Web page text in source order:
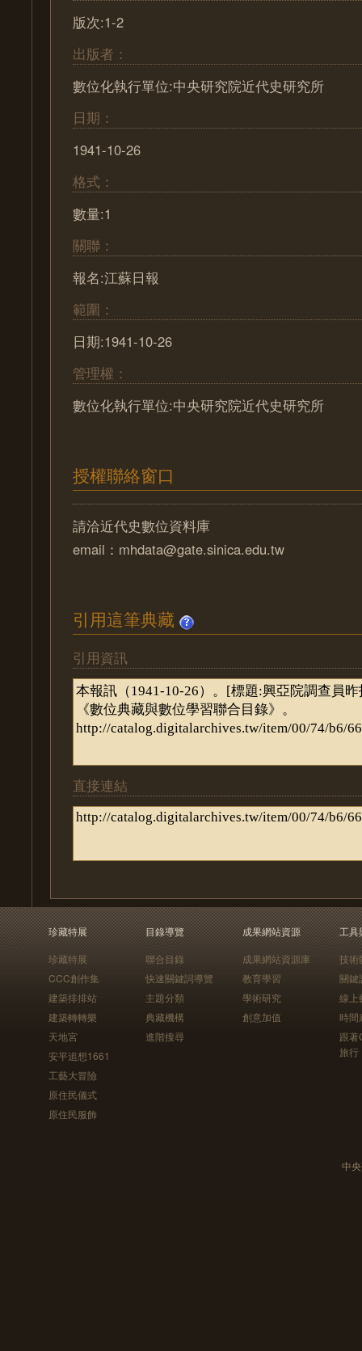
版次:1-2
出版者：
數位化執行單位:中央研究院近代史研究所
日期：
1941-10-26
格式：
數量:1
關聯：
報名:江蘇日報
範圍：
日期:1941-10-26
管理權：
數位化執行單位:中央研究院近代史研究所
授權聯絡窗口
請洽近代史數位資料庫
email：mhdata@gate.sinica.edu.tw
引用這筆典藏
引用資訊
直接連結
珍藏特展
珍藏特展
CCC創作集
建築排排站
建築轉轉樂
天地宮
安平追想1661
工藝大冒險
原住民儀式
原住民服飾
目錄導覽
聯合目錄
快速關鍵詞導覽
主題分類
典藏機構
進階搜尋
成果網站資源
成果網站資源庫
教育學習
學術研究
創意加值
工具
技術
關鍵
線上
時間
跟
旅行
中